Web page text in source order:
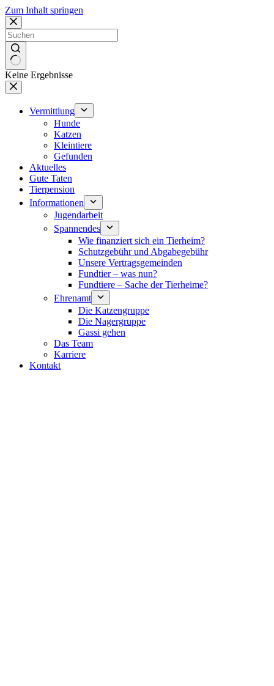
Zum Inhalt springen
Keine Ergebnisse
Vermittlung
Hunde
Katzen
Kleintiere
Gefunden
Aktuelles
Gute Taten
Tierpension
Informationen
Jugendarbeit
Spannendes
Wie finanziert sich ein Tierheim?
Schutzgebühr und Abgabegebühr
Unsere Vertragsgemeinden
Fundtier – was nun?
Fundtiere – Sache der Tierheime?
Ehrenamt
Die Katzengruppe
Die Nagergruppe
Gassi gehen
Das Team
Karriere
Kontakt